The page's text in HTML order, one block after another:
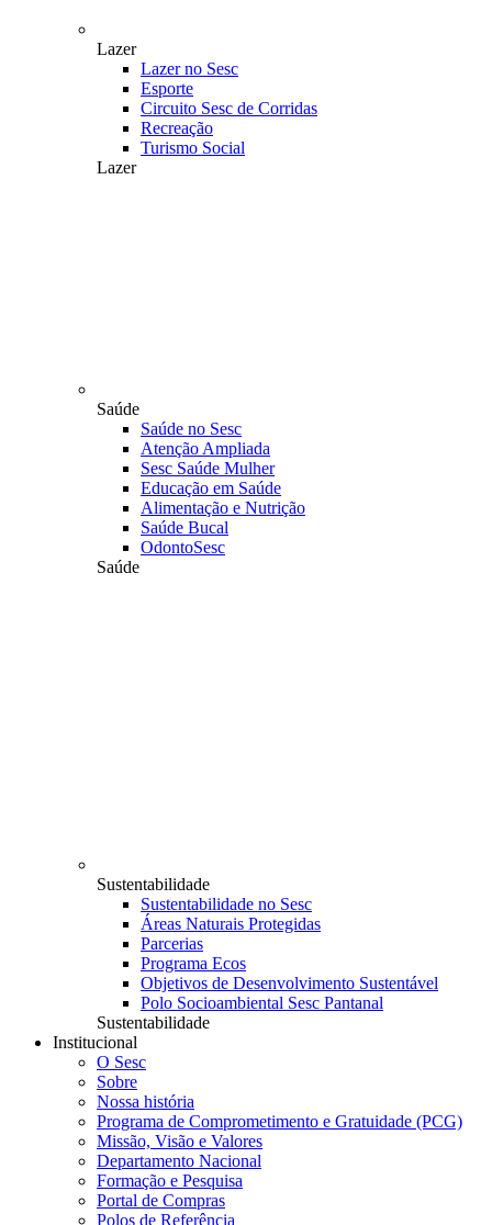
Lazer
Lazer no Sesc
Esporte
Circuito Sesc de Corridas
Recreação
Turismo Social
Lazer
Saúde
Saúde no Sesc
Atenção Ampliada
Sesc Saúde Mulher
Educação em Saúde
Alimentação e Nutrição
Saúde Bucal
OdontoSesc
Saúde
Sustentabilidade
Sustentabilidade no Sesc
Áreas Naturais Protegidas
Parcerias
Programa Ecos
Objetivos de Desenvolvimento Sustentável
Polo Socioambiental Sesc Pantanal
Sustentabilidade
Institucional
O Sesc
Sobre
Nossa história
Programa de Comprometimento e Gratuidade (PCG)
Missão, Visão e Valores
Departamento Nacional
Formação e Pesquisa
Portal de Compras
Polos de Referência